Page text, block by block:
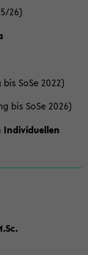
26)
SoSe 2022)
bis SoSe 2026)
Individuellen